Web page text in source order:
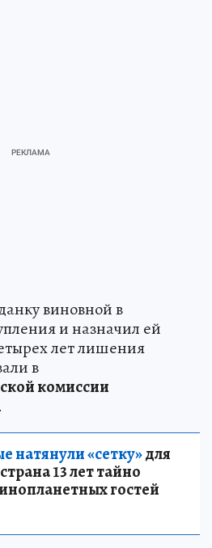
виновной в
и назначил ей
лет лишения
в
комиссии
.
натянули «сетку»для
13 лет тайно
гостей